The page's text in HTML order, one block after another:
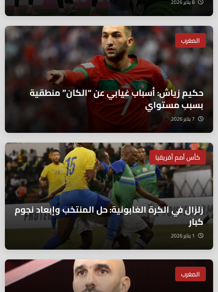
المغرب
حكيم زياش: أسباب غيابي عن “الكان” منطقية
بسبب مستواي
كأس أمم أفريقيا
زلزال في الكرة الغابونية: حل المنتخب وإبعاد نجوم
كبار
المغرب